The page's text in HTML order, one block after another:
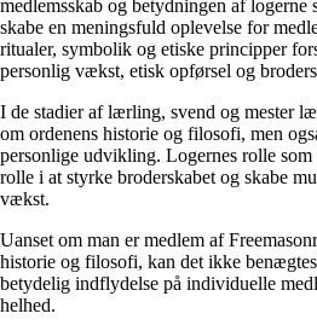
medlemsskab og betydningen af
skabe en meningsfuld oplevelse for
ritualer, symbolik og etiske principper
personlig vækst, etisk opførsel og
I de stadier af lærling, svend og mester
om ordenens historie og filosofi, men
personlige udvikling. Logernes rolle
rolle i at styrke broderskabet og skabe
vækst.
Uanset om man er medlem af
historie og filosofi, kan det ikke
betydelig indflydelse på individuelle
helhed.